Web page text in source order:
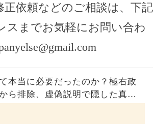
正依頼などのご相談は、下記
スまでお気軽にお問い合わ
本当に必要だったのか？極右政
ら排除、虚偽説明で隠した真実